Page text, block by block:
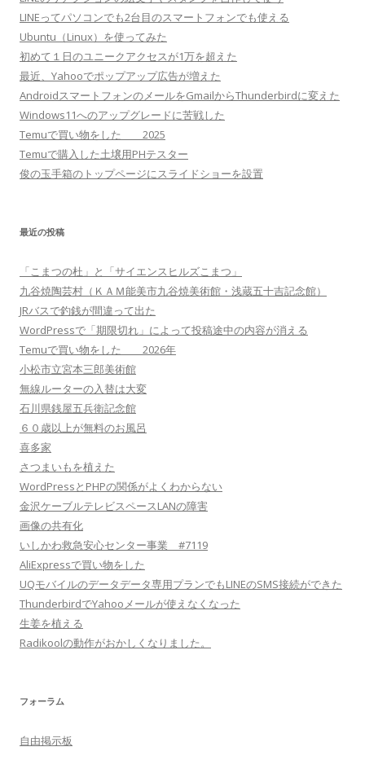
LINEってパソコンでも2台目のスマートフォンでも使える
Ubuntu（Linux）を使ってみた
初めて１日のユニークアクセスが1万を超えた
最近、Yahooでポップアップ広告が増えた
AndroidスマートフォンのメールをGmailからThunderbirdに変えた
Windows11へのアップグレードに苦戦した
Temuで買い物をした 2025
Temuで購入した土壌用PHテスター
俊の玉手箱のトップページにスライドショーを設置
最近の投稿
「こまつの杜」と「サイエンスヒルズこまつ」
九谷焼陶芸村（ＫＡＭ能美市九谷焼美術館・浅蔵五十吉記念館）
JRバスで釣銭が間違って出た
WordPressで「期限切れ」によって投稿途中の内容が消える
Temuで買い物をした 2026年
小松市立宮本三郎美術館
無線ルーターの入替は大変
石川県銭屋五兵衛記念館
６０歳以上が無料のお風呂
喜多家
さつまいもを植えた
WordPressとPHPの関係がよくわからない
金沢ケーブルテレビスペースLANの障害
画像の共有化
いしかわ救急安心センター事業 #7119
AliExpressで買い物をした
UQモバイルのデータデータ専用プランでもLINEのSMS接続ができた
ThunderbirdでYahooメールが使えなくなった
生姜を植える
Radikoolの動作がおかしくなりました。
フォーラム
自由掲示板